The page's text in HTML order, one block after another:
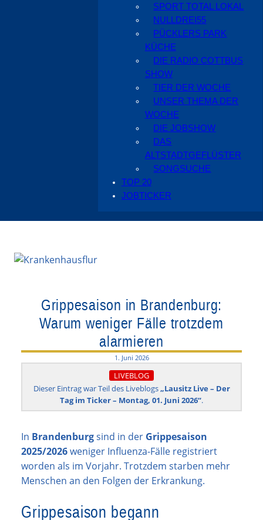
SPORT TOTAL LOKAL
NULLDREI55
PÜCKLERS PARK
KÜCHE
DIE RADIO COTTBUS
SHOW
TIER DER WOCHE
UNSER THEMA DER
WOCHE
DIE JOBSHOW
DAS
ALTSTADTGEFLÜSTER
SONGSUCHE
TOP 20
JOBTICKER
Grippesaison in Brandenburg:
Warum weniger Fälle trotzdem
alarmieren
1. Juni 2026
LIVEBLOG
Dieser Eintrag war Teil des Liveblogs„Lausitz Live – Der
Tag im Ticker – Montag, 01. Juni 2026“.
In Brandenburgsind in der Grippesaison
2025/2026weniger Influenza-Fälle registriert
worden als im Vorjahr. Trotzdem starben mehr
Menschen an den Folgen der Erkrankung.
Grippesaison begann